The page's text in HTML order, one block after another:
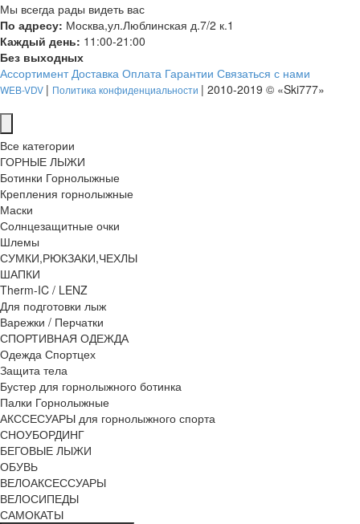
Мы всегда рады видеть вас
По адресу: Москва,ул.Люблинская д.7/2 к.1
Каждый день: 11:00-21:00
Без выходных
Ассортимент Доставка Оплата Гарантии Связаться с нами
WEB-VDV | Политика конфиденциальности | 2010-2019 © «Ski777»
Все категории
ГОРНЫЕ ЛЫЖИ
Ботинки Горнолыжные
Крепления горнолыжные
Маски
Солнцезащитные очки
Шлемы
СУМКИ,РЮКЗАКИ,ЧЕХЛЫ
ШАПКИ
Therm-IC / LENZ
Для подготовки лыж
Варежки / Перчатки
СПОРТИВНАЯ ОДЕЖДА
Одежда Спортцех
Защита тела
Бустер для горнолыжного ботинка
Палки Горнолыжные
АКССЕСУАРЫ для горнолыжного спорта
СНОУБОРДИНГ
БЕГОВЫЕ ЛЫЖИ
ОБУВЬ
ВЕЛОАКСЕССУАРЫ
ВЕЛОСИПЕДЫ
САМОКАТЫ